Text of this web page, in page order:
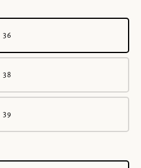
36
38
39